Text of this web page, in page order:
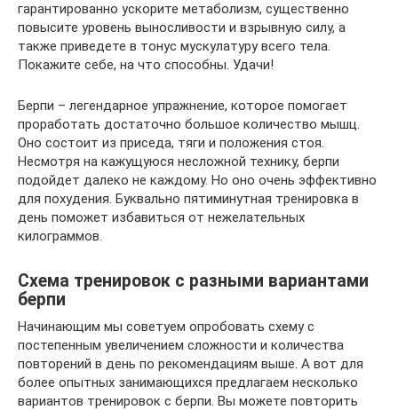
гарантированно ускорите метаболизм, существенно
повысите уровень выносливости и взрывную силу, а
также приведете в тонус мускулатуру всего тела.
Покажите себе, на что способны. Удачи!
Берпи – легендарное упражнение, которое помогает
проработать достаточно большое количество мышц.
Оно состоит из приседа, тяги и положения стоя.
Несмотря на кажущуюся несложной технику, берпи
подойдет далеко не каждому. Но оно очень эффективно
для похудения. Буквально пятиминутная тренировка в
день поможет избавиться от нежелательных
килограммов.
Схема тренировок с разными вариантами
берпи
Начинающим мы советуем опробовать схему с
постепенным увеличением сложности и количества
повторений в день по рекомендациям выше. А вот для
более опытных занимающихся предлагаем несколько
вариантов тренировок с берпи. Вы можете повторить